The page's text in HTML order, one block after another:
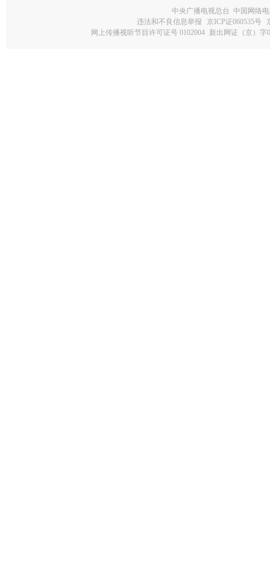
中央广播电视总台 中国网络
违法和不良信息举报
京ICP证060535号
网上传播视听节目许可证号 0102004 新出网证（京）